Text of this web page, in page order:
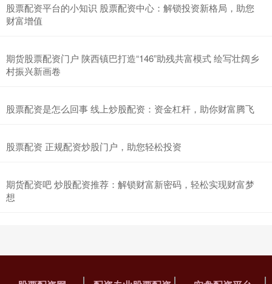
股票配资平台的小知识 股票配资中心：解锁投资新格局，助您
财富增值
期货股票配资门户 陕西镇巴打造“146”助残共富模式 绘写壮阔乡
村振兴新画卷
股票配资是怎么回事 线上炒股配资：资金杠杆，助你财富腾飞
股票配资 正规配资炒股门户，助您轻松投资
期货配资吧 炒股配资推荐：解锁财富新密码，轻松实现财富梦
想